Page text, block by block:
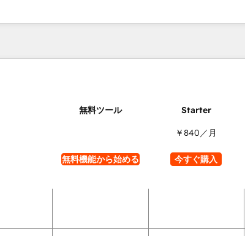
無料機能から始める
￥840 ／月
今すぐ購入